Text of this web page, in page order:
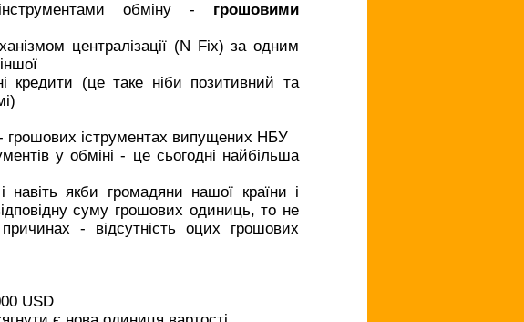
обміну - грошовими
централізації (N Fix) за одним
кредити (це таке ніби позитивний та
- грошових іструментах випущених НБУ
у обміні - це сьогодні найбільша
якби громадяни нашої країни і
суму грошових одиниць, то не
- відсутність оцих грошових
USD